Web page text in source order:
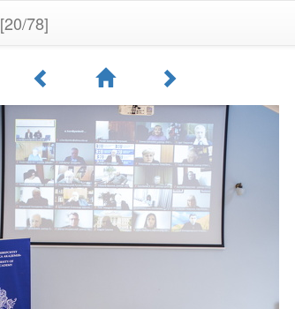
[20/78]